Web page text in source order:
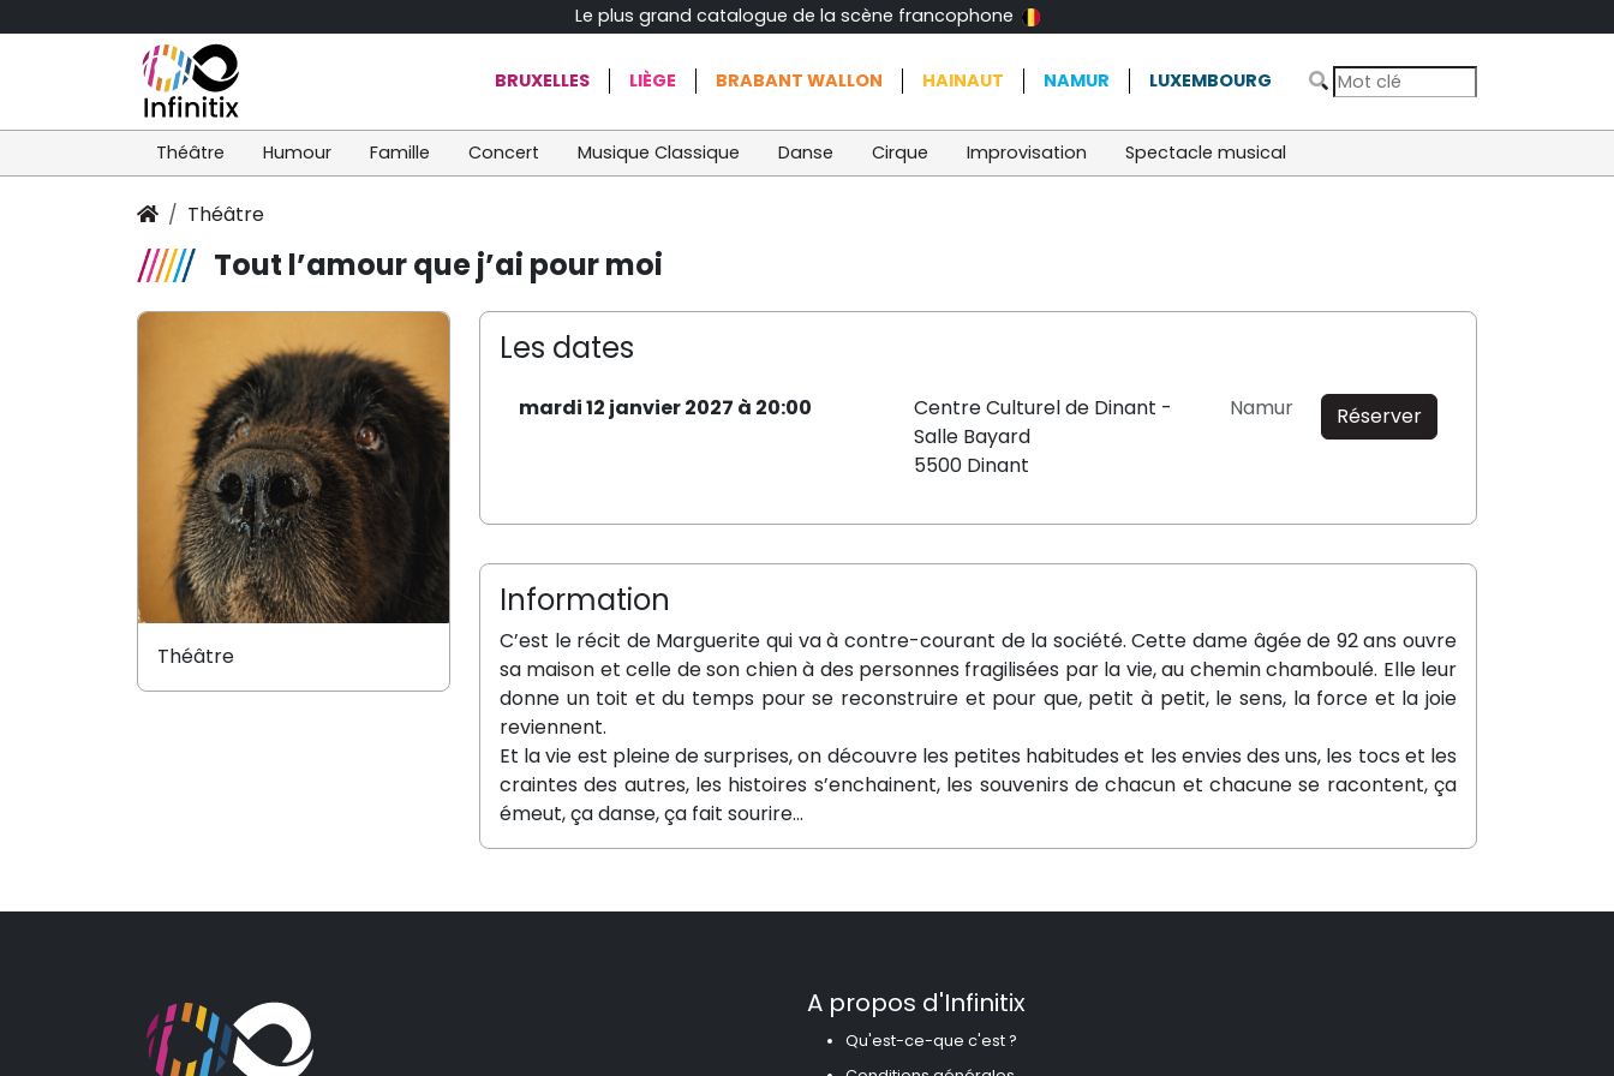
Le plus grand catalogue de la scène francophone
BRUXELLES LIÈGE BRABANT WALLON HAINAUT NAMUR LUXEMBOURG
Théâtre Humour Famille Concert Musique Classique Danse Cirque Improvisation Spectacle musical
Théâtre
Tout l’amour que j’ai pour moi
Les dates
mardi 12 janvier 2027 à 20:00
Centre Culturel de Dinant -
Salle Bayard
5500 Dinant
Namur Réserver
Information
C’est le récit de Marguerite qui va à contre-courant de la société. Cette dame âgée de 92 ans ouvre
sa maison et celle de son chien à des personnes fragilisées par la vie, au chemin chamboulé. Elle leur
donne un toit et du temps pour se reconstruire et pour que, petit à petit, le sens, la force et la joie
reviennent.
Et la vie est pleine de surprises, on découvre les petites habitudes et les envies des uns, les tocs et les
craintes des autres, les histoires s’enchainent, les souvenirs de chacun et chacune se racontent, ça
émeut, ça danse, ça fait sourire...
Théâtre
A propos d'Infinitix
Qu'est-ce-que c'est ?